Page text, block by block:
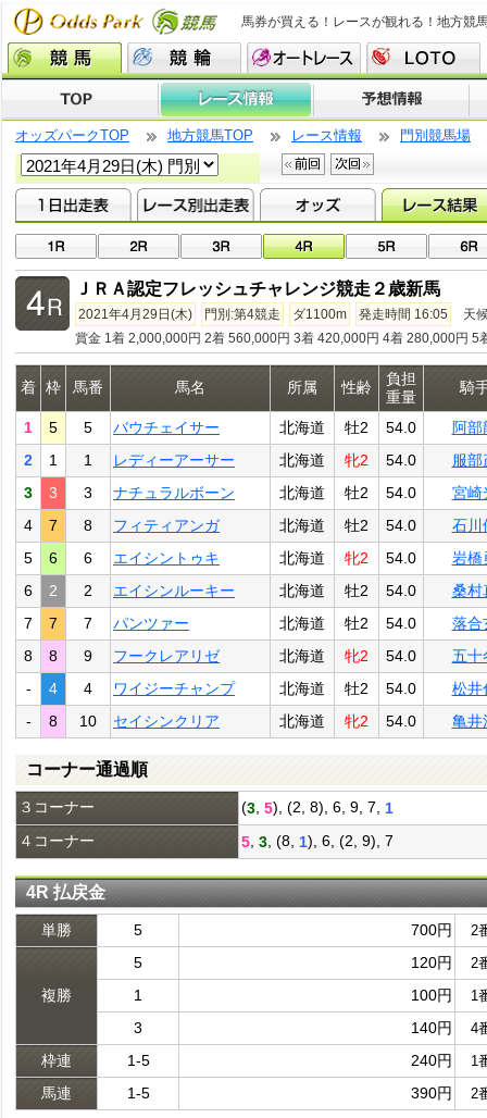
馬券が買える！レースが観れる！地方競
オッズパークTOP 地方競馬TOP レース情報 門別競馬場
ＪＲＡ認定フレッシュチャレンジ競走２歳新馬
2021年4月29日(木) 門別:第4競走 ダ1100m 発走時間 16:05
天
賞金 1着 2,000,000円 2着 560,000円 3着 420,000円 4着 280,000円 5
着 枠 馬番 馬名 所属 性齢
負担
重量
騎
1 5 5 バウチェイサー 北海道 牡2 54.0
阿部
2
1 1 レディーアーサー 北海道 牝2 54.0
服部
3
3 3 ナチュラルボーン 北海道 牡2 54.0
宮崎
4
7 8 フィティアンガ 北海道 牡2 54.0
石川
5
6 6 エイシントゥキ 北海道 牝2 54.0
岩橋
6
2 2 エイシンルーキー 北海道 牡2 54.0
桑村
7
7 7 パンツァー 北海道 牡2 54.0
落合
8
8 9 フークレアリゼ 北海道 牝2 54.0
五十
-
4 4 ワイジーチャンプ 北海道 牡2 54.0
松井
-
8 10 セイシンクリア 北海道 牝2 54.0 亀井
コーナー通過順
３コーナー (3 5), (2, 8), 6, 9, 7, 1
４コーナー
5 3 , (8, 1), 6, (2, 9), 7
4R 払戻金
単勝 5 700円 2
複勝
5 120円 2
1 100円 1
3 140円 4
枠連 1-5 240円 1
馬連 1-5 390円 2